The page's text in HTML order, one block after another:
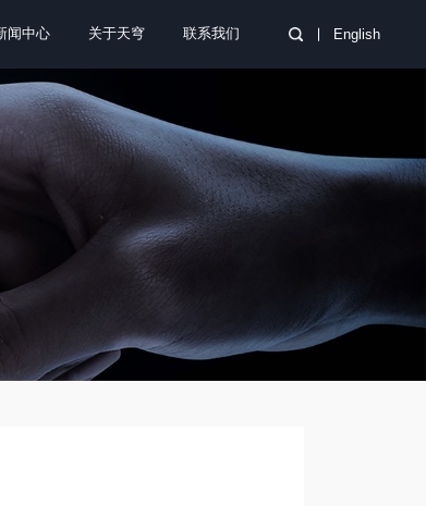
闻中心 关于天穹 联系我们 English